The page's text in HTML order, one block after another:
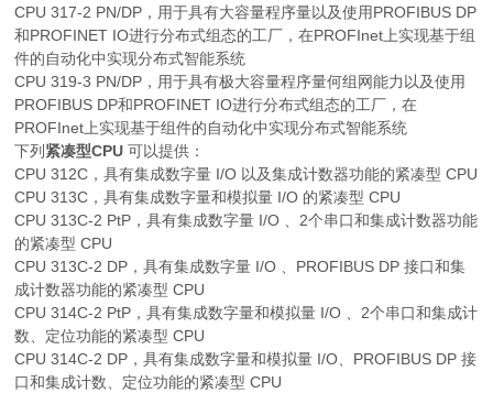
CPU 317-2 PN/DP，用于具有大容量程序量以及使用PROFIBUS DP
和PROFINET IO进行分布式组态的工厂，在PROFInet上实现基于组
件的自动化中实现分布式智能系统
CPU 319-3 PN/DP，用于具有极大容量程序量何组网能力以及使用
PROFIBUS DP和PROFINET IO进行分布式组态的工厂，在
PROFInet上实现基于组件的自动化中实现分布式智能系统
下列 紧凑型CPU 可以提供：
CPU 312C，具有集成数字量 I/O 以及集成计数器功能的紧凑型 CPU
CPU 313C，具有集成数字量和模拟量 I/O 的紧凑型 CPU
CPU 313C-2 PtP，具有集成数字量 I/O 、2个串口和集成计数器功能
的紧凑型 CPU
CPU 313C-2 DP，具有集成数字量 I/O 、PROFIBUS DP 接口和集
成计数器功能的紧凑型 CPU
CPU 314C-2 PtP，具有集成数字量和模拟量 I/O 、2个串口和集成计
数、定位功能的紧凑型 CPU
CPU 314C-2 DP，具有集成数字量和模拟量 I/O、PROFIBUS DP 接
口和集成计数、定位功能的紧凑型 CPU